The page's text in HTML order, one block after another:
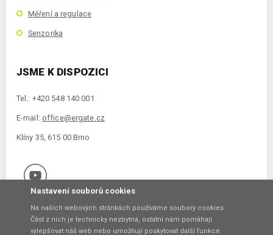
Měření a regulace
Senzorika
JSME K DISPOZICI
Tel.: +420 548 140 001
E-mail: office@ergate.cz
Klíny 35, 615 00 Brno
Nastavení souborů cookies
Na našich webových stránkách používáme soubory cookies.
Část z nich je technicky nezbytná, ostatní nám pomáhají
vylepšovat náš web nebo umožňují poskytovat další funkce.